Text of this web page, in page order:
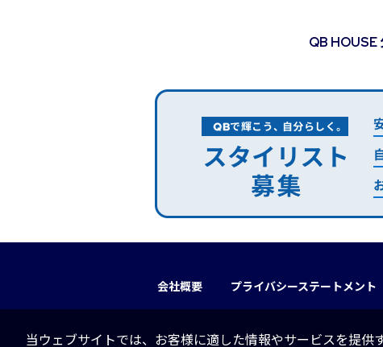
QB HOUSE
会社概要 プライバシーステートメント
当ウェブサイトでは、お客様に適した情報やサービスを提供